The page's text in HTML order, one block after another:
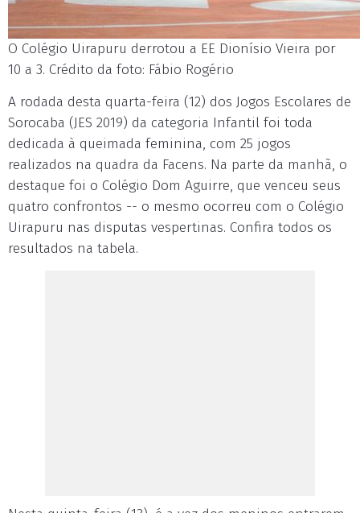
O Colégio Uirapuru derrotou a EE Dionísio Vieira por
10 a 3. Crédito da foto: Fábio Rogério
A rodada desta quarta-feira (12) dos Jogos Escolares de
Sorocaba (JES 2019) da categoria Infantil foi toda
dedicada à queimada feminina, com 25 jogos
realizados na quadra da Facens. Na parte da manhã, o
destaque foi o Colégio Dom Aguirre, que venceu seus
quatro confrontos -- o mesmo ocorreu com o Colégio
Uirapuru nas disputas vespertinas. Confira todos os
resultados na tabela.